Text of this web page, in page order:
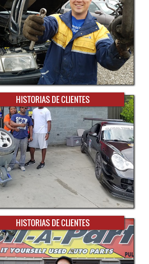
HISTORIAS DE CLIENTES
HISTORIAS DE CLIENTES